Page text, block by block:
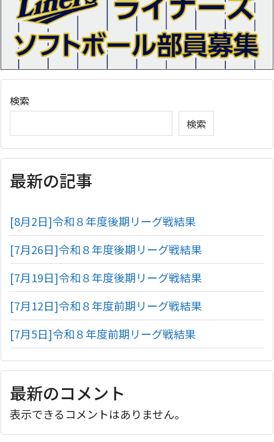
検索
検索
最新の記事
[8月2日]令和８年度後期リーグ戦結果
[7月26日]令和８年度後期リーグ戦結果
[7月19日]令和８年度後期リーグ戦結果
[7月12日]令和８年度前期リーグ戦結果
[7月5日]令和８年度前期リーグ戦結果
最新のコメント
表示できるコメントはありません。